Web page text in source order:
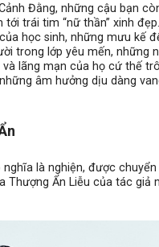
Đằng, những cậu bạn
trái tim “nữ thần” xinh
học sinh, những mưu kế
trong lớp yêu mến, những
lãng mạn của họ cứ thế
âm hưởng dịu dàng
nghĩa là nghiện, được
Thượng Ẩn Liễu của tác giả